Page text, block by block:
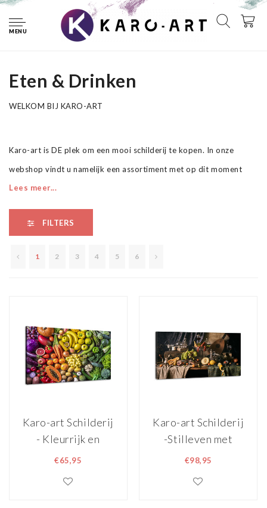
MENU
Schilderijen Eten & Drinken
Eten & Drinken
Eten & Drinken
WELKOM BIJ KARO-ART
Karo-art is DE plek om een mooi schilderij te kopen. In onze
webshop vindt u namelijk een assortiment met op dit moment
ruim 7000 schilderijen. En elke dag komen er nieuwe doeken bij.
Van fotoschilderijen op canvas tot aan onze schitterende canvas
art collectie. Van schilderijen op linnen die handgeschilderd, uniek
Lees meer...
FILTERS
1 2 3 4 5 6
Karo-art Schilderij
- Kleurrijk en
gezond, Groente
Print,
€65,95
Karo-art Schilderij
-Stilleven met
Kreeft en
Wanddecoratie,
€98,95